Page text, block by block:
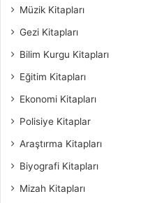
Müzik Kitapları
Gezi Kitapları
Bilim Kurgu Kitapları
Eğitim Kitapları
Ekonomi Kitapları
Polisiye Kitaplar
Araştırma Kitapları
Biyografi Kitapları
Mizah Kitapları